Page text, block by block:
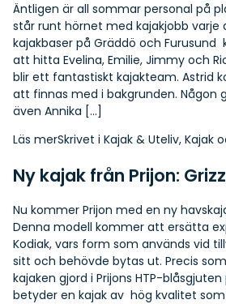
Äntligen är all sommar personal på
står runt hörnet med kajakjobb varje
kajakbaser på Gräddö och
att hitta Evelina, Emilie, Jimmy och
blir ett fantastiskt kajakteam. Astrid
att finnas med i bakgrunden. Någon
även Annika […]
Läs merSkrivet i Kajak & Uteliv, Kajak
Ny kajak från Prijon:
Nu kommer Prijon med en ny
Denna modell kommer att ersätta
Kodiak, vars form som används vid
sitt och behövde bytas ut. Precis
kajaken gjord i Prijons HTP-
betyder en kajak av hög kvalitet